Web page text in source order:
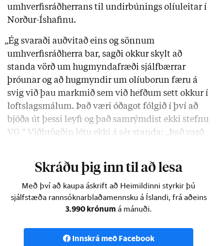
umhverfisráðherrans til undirbúnings olíuleitar í
Norður-Íshafinu.
„Ég svaraði auðvitað eins og sönnum
umhverfisráðherra bar, sagði okkur skylt að
standa vörð um hugmyndafræði sjálfbærrar
þróunar og að hugmyndir um olíuborun færu á
svig við þau markmið sem við hefðum sett okkur í
loftslagsmálum. Það væri óðagot fólgið í því að
bjóða út þessi leyfi og það samrýmdist ekki stefnu
VG.“ Viðbrögðin létu ekki á sér standa: „Það varð
Skráðu þig inn til að lesa
Með því að kaupa áskrift að Heimildinni styrkir þú
sjálfstæða rannsóknarblaðamennsku á Íslandi, frá aðeins
3.990 krónum á mánuði.
Innskrá með Facebook